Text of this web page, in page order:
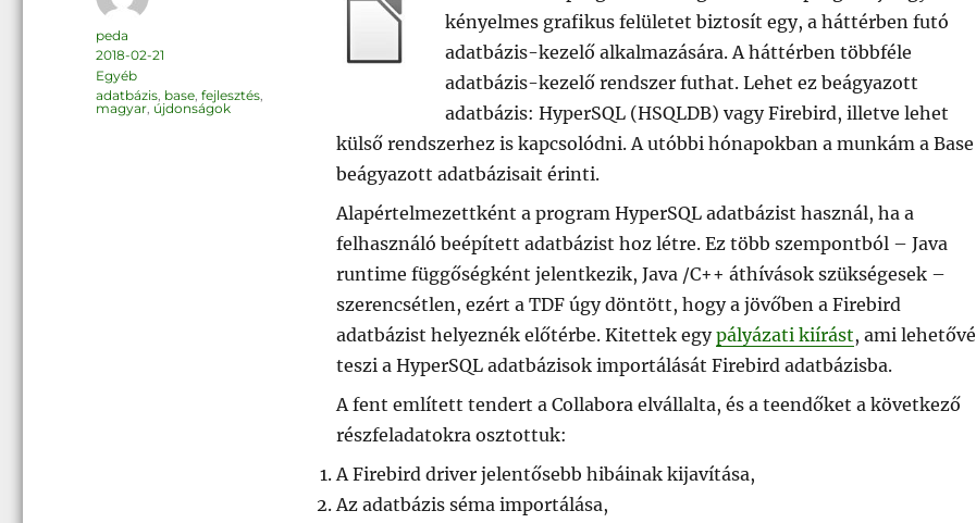
kényelmes grafikus felületet biztosít egy, a háttérben futó
adatbázis-kezelő alkalmazására. A háttérben többféle
adatbázis-kezelő rendszer futhat. Lehet ez beágyazott
adatbázis: HyperSQL (HSQLDB) vagy Firebird, illetve lehet
külső rendszerhez is kapcsolódni. A utóbbi hónapokban a munkám a Base
beágyazott adatbázisait érinti.
Alapértelmezettként a program HyperSQL adatbázist használ, ha a
felhasználó beépített adatbázist hoz létre. Ez több szempontból – Java
runtime függőségként jelentkezik, Java /C++ áthívások szükségesek –
szerencsétlen, ezért a TDF úgy döntött, hogy a jövőben a Firebird
adatbázist helyeznék előtérbe. Kitettek egypályázati kiírást, ami lehetővé
teszi a HyperSQL adatbázisok importálását Firebird adatbázisba.
A fent említett tendert a Collabora elvállalta, és a teendőket a következő
részfeladatokra osztottuk:
A Firebird driver jelentősebb hibáinak kijavítása,
Az adatbázis séma importálása,
Szerző
peda
Közzétéve
2018-02-21
Kategória
Egyéb
Címke
adatbázis, base,fejlesztés,
magyar, újdonságok